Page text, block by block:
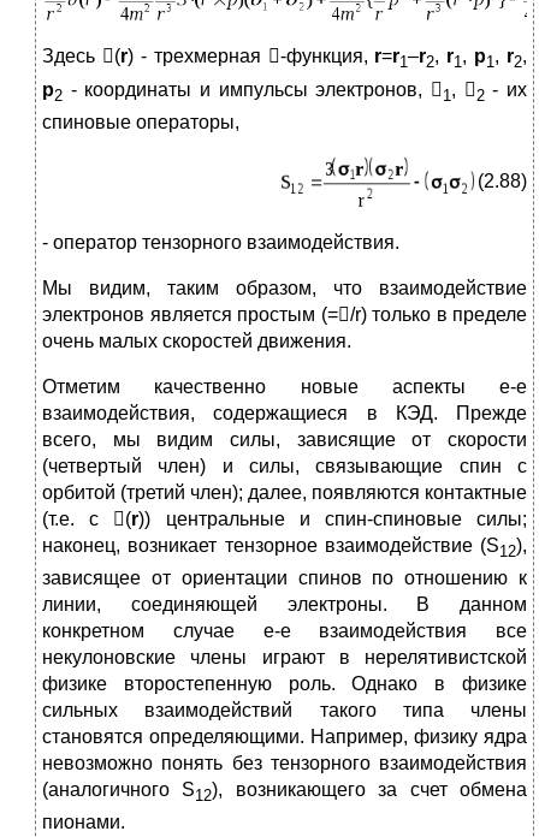
Здесь (r) - трехмерная -функция, r=r1–r2, r1, p1, r2,
p2 - координаты и импульсы электронов,  1 ,  2- их
спиновые операторы,
(2.88)
- оператор тензорного взаимодействия.
Мы видим, таким образом, что взаимодействие
электронов является простым (=/r) только в пределе
очень малых скоростей движения.
Отметим качественно новые аспекты е-е
взаимодействия, содержащиеся в КЭД. Прежде
всего, мы видим силы, зависящие от скорости
(четвертый член) и силы, связывающие спин с
орбитой (третий член); далее, появляются контактные
(т.е. с (r)) центральные и спин-спиновые силы;
наконец, возникает тензорное взаимодействие (S12),
зависящее от ориентации спинов по отношению к
линии, соединяющей электроны. В данном
конкретном случае е-е взаимодействия все
некулоновские члены играют в нерелятивистской
физике второстепенную роль. Однако в физике
сильных взаимодействий такого типа члены
становятся определяющими. Например, физику ядра
невозможно понять без тензорного взаимодействия
(аналогичного S12), возникающего за счет обмена
пионами.